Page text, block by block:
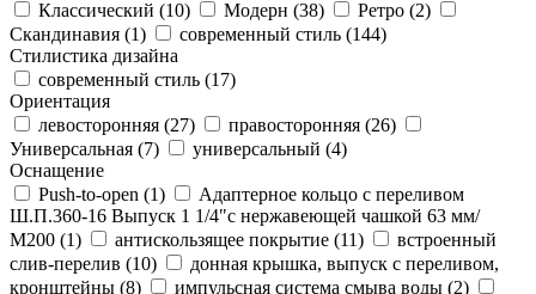
Классический (10) Модерн (38) Ретро (2)
Скандинавия (1) современный стиль (144)
Стилистика дизайна
современный стиль (17)
Ориентация
левосторонняя (27) правосторонняя (26)
Универсальная (7) универсальный (4)
Оснащение
Push-to-open (1)
Адаптерное кольцо с переливом
Ш.П.360-16 Выпуск 1 1/4"с нержавеющей чашкой 63 мм/
М200 (1) антискользящее покрытие (11)
встроенный
слив-перелив (10)
донная крышка, выпуск с переливом,
кронштейны (8) импульсная система смыва воды (2)